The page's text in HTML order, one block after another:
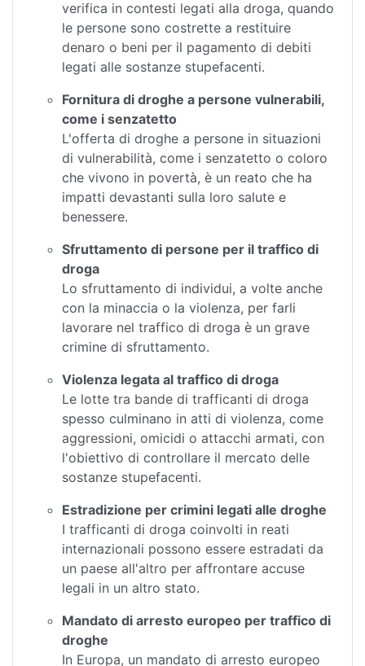
verifica in contesti legati alla droga, quando
le persone sono costrette a restituire
denaro o beni per il pagamento di debiti
legati alle sostanze stupefacenti.
Fornitura di droghe a persone vulnerabili,
come i senzatetto
L'offerta di droghe a persone in situazioni
di vulnerabilità, come i senzatetto o coloro
che vivono in povertà, è un reato che ha
impatti devastanti sulla loro salute e
benessere.
Sfruttamento di persone per il traffico di
droga
Lo sfruttamento di individui, a volte anche
con la minaccia o la violenza, per farli
lavorare nel traffico di droga è un grave
crimine di sfruttamento.
Violenza legata al traffico di droga
Le lotte tra bande di trafficanti di droga
spesso culminano in atti di violenza, come
aggressioni, omicidi o attacchi armati, con
l'obiettivo di controllare il mercato delle
sostanze stupefacenti.
Estradizione per crimini legati alle droghe
I trafficanti di droga coinvolti in reati
internazionali possono essere estradati da
un paese all'altro per affrontare accuse
legali in un altro stato.
Mandato di arresto europeo per traffico di
droghe
In Europa, un mandato di arresto europeo